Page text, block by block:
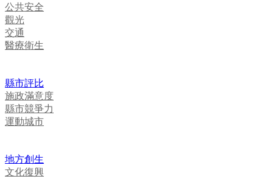
公共安全
觀光
交通
醫療衛生
縣市評比
施政滿意度
縣市競爭力
運動城市
地方創生
文化復興